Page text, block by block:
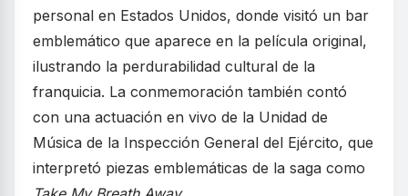
personal en Estados Unidos, donde visitó un bar
emblemático que aparece en la película original,
ilustrando la perdurabilidad cultural de la
franquicia. La conmemoración también contó
con una actuación en vivo de la Unidad de
Música de la Inspección General del Ejército, que
interpretó piezas emblemáticas de la saga como